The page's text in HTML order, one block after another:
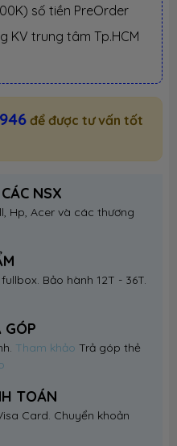
số tiền PreOrder
KV trung tâm Tp.HCM
để được tư vấn tốt
NSX
Hp, Acer và các thương
Bảo hành 12T - 36T.
GÓP
Tham khảoTrả góp thẻ
TOÁN
Card. Chuyển khoản